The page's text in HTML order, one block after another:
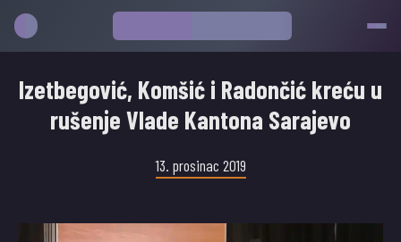
Izetbegović, Komšić i Radončić kreću u
rušenje Vlade Kantona Sarajevo
13. prosinac 2019